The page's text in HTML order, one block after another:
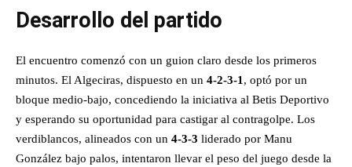
Desarrollo del partido
El encuentro comenzó con un guion claro desde los primeros
minutos. El Algeciras, dispuesto en un 4-2-3-1 , optó por un
bloque medio-bajo, concediendo la iniciativa al Betis Deportivo
y esperando su oportunidad para castigar al contragolpe. Los
verdiblancos, alineados con un 4-3-3 liderado por Manu
González bajo palos, intentaron llevar el peso del juego desde la